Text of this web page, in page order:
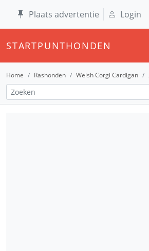
Plaats advertentie Login
STARTPUNTHONDEN
Home Rashonden Welsh Corgi Cardigan